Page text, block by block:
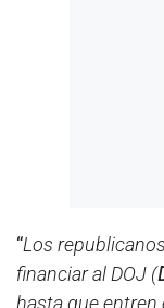
“Los
financiar al DOJ (
hasta que entren